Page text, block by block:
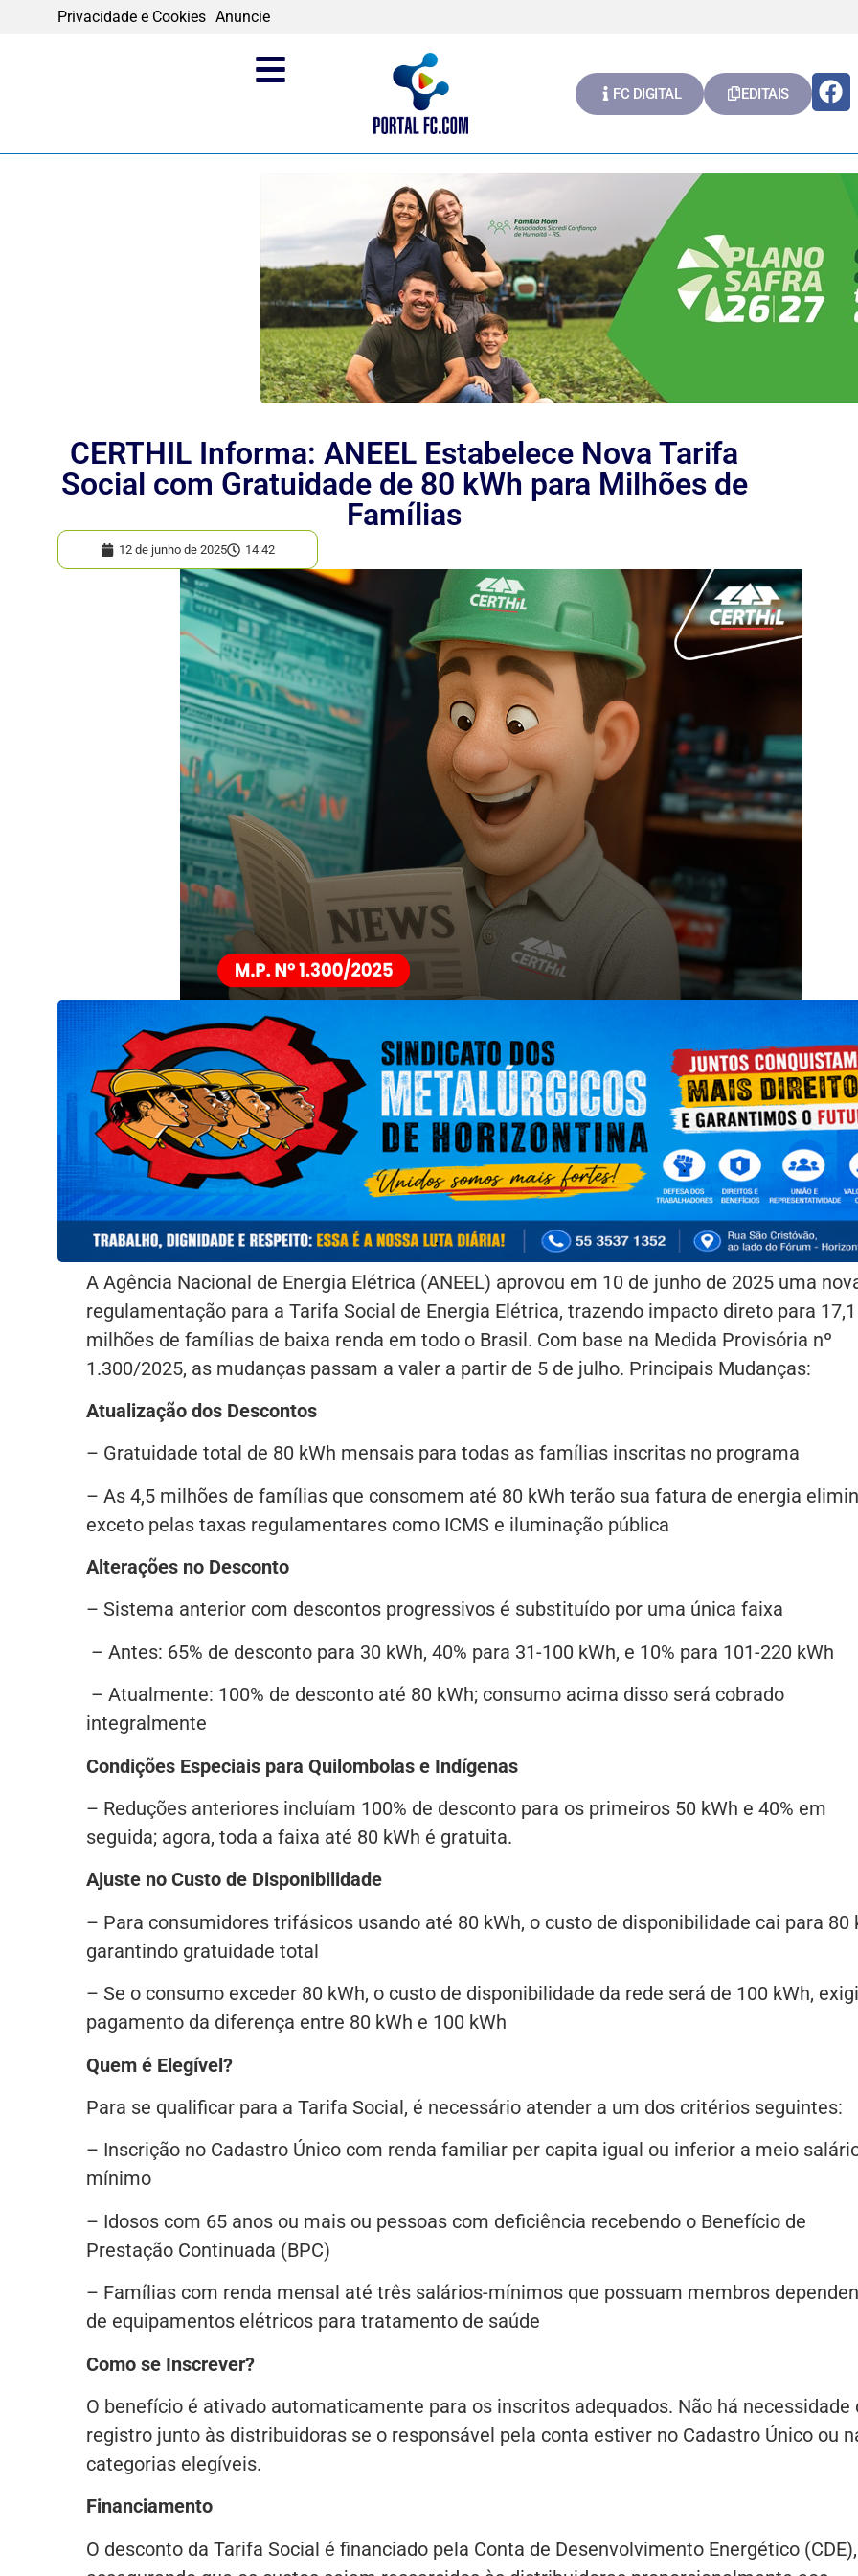
Privacidade e Cookies Anuncie
FC DIGITAL EDITAIS
CERTHIL Informa: ANEEL Estabelece Nova Tarifa
Social com Gratuidade de 80 kWh para Milhões de
Famílias
12 de junho de 2025 14:42
A Agência Nacional de Energia Elétrica (ANEEL) aprovou em 10 de junho de 2025 uma
regulamentação para a Tarifa Social de Energia Elétrica, trazendo impacto direto para 17,1
milhões de famílias de baixa renda em todo o Brasil. Com base na Medida Provisória nº
1.300/2025, as mudanças passam a valer a partir de 5 de julho. Principais Mudanças:
Atualização dos Descontos
– Gratuidade total de 80 kWh mensais para todas as famílias inscritas no programa
– As 4,5 milhões de famílias que consomem até 80 kWh terão sua fatura de energia
exceto pelas taxas regulamentares como ICMS e iluminação pública
Alterações no Desconto
– Sistema anterior com descontos progressivos é substituído por uma única faixa
– Antes: 65% de desconto para 30 kWh, 40% para 31-100 kWh, e 10% para 101-220 kWh
– Atualmente: 100% de desconto até 80 kWh; consumo acima disso será cobrado
integralmente
Condições Especiais para Quilombolas e Indígenas
– Reduções anteriores incluíam 100% de desconto para os primeiros 50 kWh e 40% em
seguida; agora, toda a faixa até 80 kWh é gratuita.
Ajuste no Custo de Disponibilidade
– Para consumidores trifásicos usando até 80 kWh, o custo de disponibilidade cai para 80
garantindo gratuidade total
– Se o consumo exceder 80 kWh, o custo de disponibilidade da rede será de 100 kWh,
pagamento da diferença entre 80 kWh e 100 kWh
Quem é Elegível?
Para se qualificar para a Tarifa Social, é necessário atender a um dos critérios seguintes:
– Inscrição no Cadastro Único com renda familiar per capita igual ou inferior a meio
mínimo
– Idosos com 65 anos ou mais ou pessoas com deficiência recebendo o Benefício de
Prestação Continuada (BPC)
– Famílias com renda mensal até três salários-mínimos que possuam membros
de equipamentos elétricos para tratamento de saúde
Como se Inscrever?
O benefício é ativado automaticamente para os inscritos adequados. Não há necessidade
registro junto às distribuidoras se o responsável pela conta estiver no Cadastro Único ou
categorias elegíveis.
Financiamento
O desconto da Tarifa Social é financiado pela Conta de Desenvolvimento Energético (CDE),